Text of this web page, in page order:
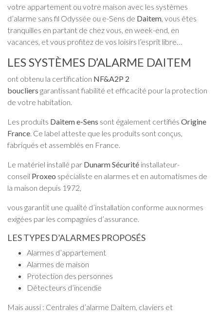
votre appartement ou votre maison avec les systèmes
d’alarme sans fil Odyssée ou e-Sens de Daitem, vous êtes
tranquilles en partant de chez vous, en week-end, en
vacances, et vous profitez de vos loisirs l’esprit libre…
LES SYSTÈMES D’ALARME DAITEM
ont obtenu la certification NF&A2P 2
boucliers garantissant fiabilité et efficacité pour la protection
de votre habitation.
Les produits Daitem e-Sens sont également certifiés Origine
France. Ce label atteste que les produits sont conçus,
fabriqués et assemblés en France.
Le matériel installé par Dunarm Sécurité installateur-
conseil Proxeo spécialiste en alarmes et en automatismes de
la maison depuis 1972,
vous garantit une qualité d’installation conforme aux normes
exigées par les compagnies d’assurance.
LES TYPES D’ALARMES PROPOSÉS
Alarmes d’appartement
Alarmes de maison
Protection des personnes
Détecteurs d’incendie
Mais aussi : Centrales d’alarme Daitem, claviers et